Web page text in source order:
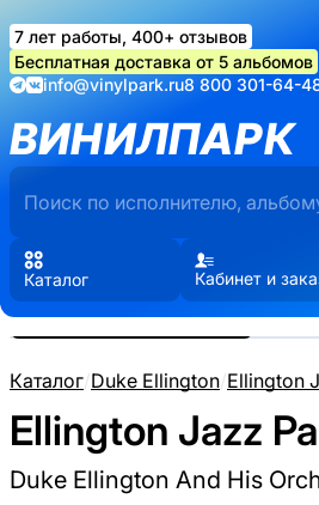
7 лет работы, 400+ отзывов
Бесплатная доставка от 5 альбомов
info@vinylpark.ru8 800 301-64-
ВИНИЛПАРК
Каталог Кабинет и
Каталог/Duke Ellington/Ellington
Ellington Jazz
Duke Ellington And His
Реальные фото пластинки.
Нажмите, чтобы увеличить